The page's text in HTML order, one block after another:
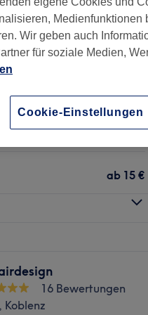
ab 38 €
ab 15 €
16 Bewertungen
Wir geben auch
für soziale Medien,
Cookie-Einstellungen